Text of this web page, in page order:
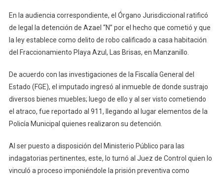
Sustraer
Sin
De
Un
Domicilio
Es
En la audiencia correspondiente, el Órgano Jurisdiccional ratificó
de legal la detención de Azael “N” por el hecho que cometió y que
la ley establece como delito de robo calificado a casa habitación
del Fraccionamiento Playa Azul, Las Brisas, en Manzanillo.
De acuerdo con las investigaciones de la Fiscalía General del
Estado (FGE), el imputado ingresó al inmueble de donde sustrajo
diversos bienes muebles; luego de ello y al ser visto cometiendo
el atraco, fue reportado al 911, llegando al lugar elementos de la
Policía Municipal quienes realizaron su detención.
Al ser puesto a disposición del Ministerio Público para las
indagatorias pertinentes, este, lo turnó al Juez de Control quien lo
vinculó a proceso imponiéndole la prisión preventiva como